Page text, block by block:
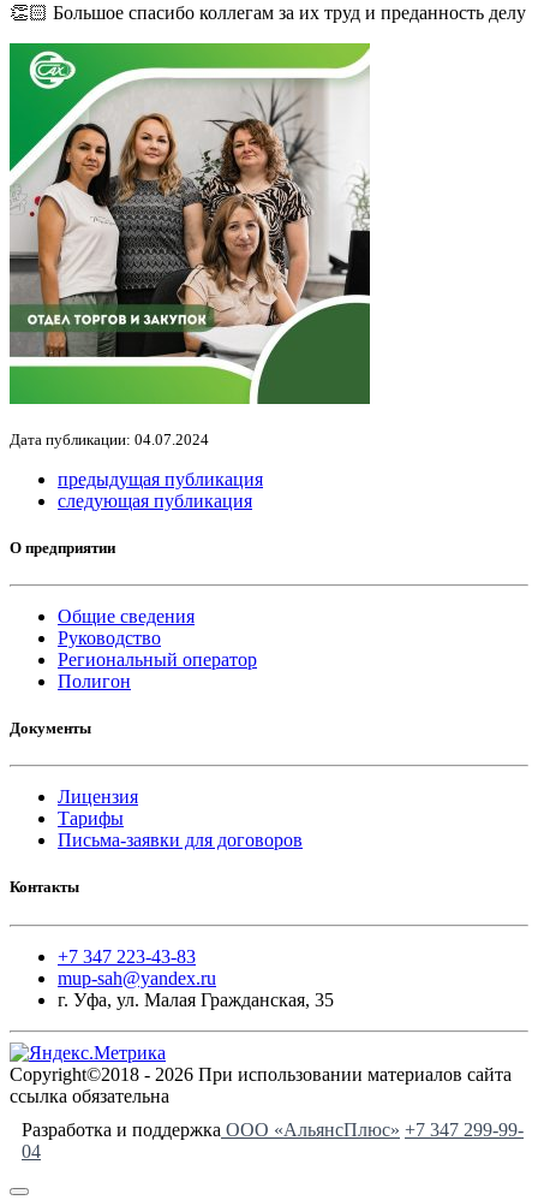
👏🏻 Большое спасибо коллегам за их труд и преданность делу
Дата публикации: 04.07.2024
предыдущая публикация
следующая публикация
О предприятии
Общие сведения
Руководство
Региональный оператор
Полигон
Документы
Лицензия
Тарифы
Письма-заявки для договоров
Контакты
+7 347 223-43-83
mup-sah@yandex.ru
г. Уфа, ул. Малая Гражданская, 35
Copyright©2018 - 2026 При использовании материалов сайта
ссылка обязательна
Разработка и поддержка ООО «АльянсПлюс» +7 347 299-99-
04